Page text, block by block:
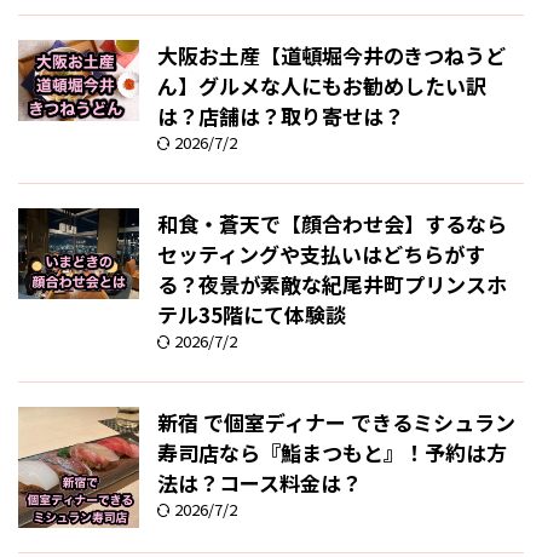
大阪お土産【道頓堀今井のきつねうど
ん】グルメな人にもお勧めしたい訳
は？店舗は？取り寄せは？
2026/7/2
和食・蒼天で【顔合わせ会】するなら
セッティングや支払いはどちらがす
る？夜景が素敵な紀尾井町プリンスホ
テル35階にて体験談
2026/7/2
新宿 で個室ディナー できるミシュラン
寿司店なら『鮨まつもと』！予約は方
法は？コース料金は？
2026/7/2